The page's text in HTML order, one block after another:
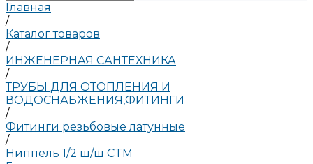
Главная
/
Каталог товаров
/
ИНЖЕНЕРНАЯ САНТЕХНИКА
/
ТРУБЫ ДЛЯ ОТОПЛЕНИЯ И
ВОДОСНАБЖЕНИЯ,ФИТИНГИ
/
Фитинги резьбовые латунные
/
Ниппель 1/2 ш/ш CTM